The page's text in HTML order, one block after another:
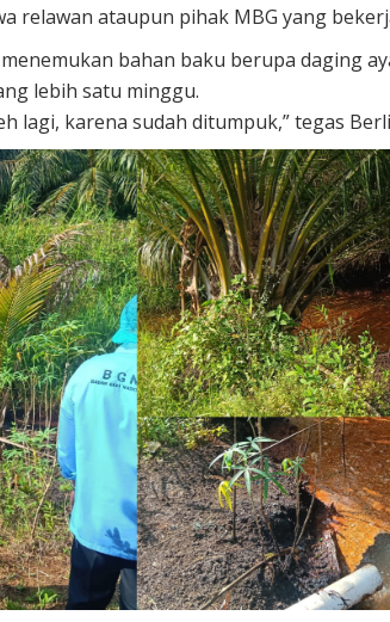
relawan ataupun pihak MBG yang
bahan baku berupa daging
lebih satu minggu.
lagi, karena sudah ditumpuk,” tegas